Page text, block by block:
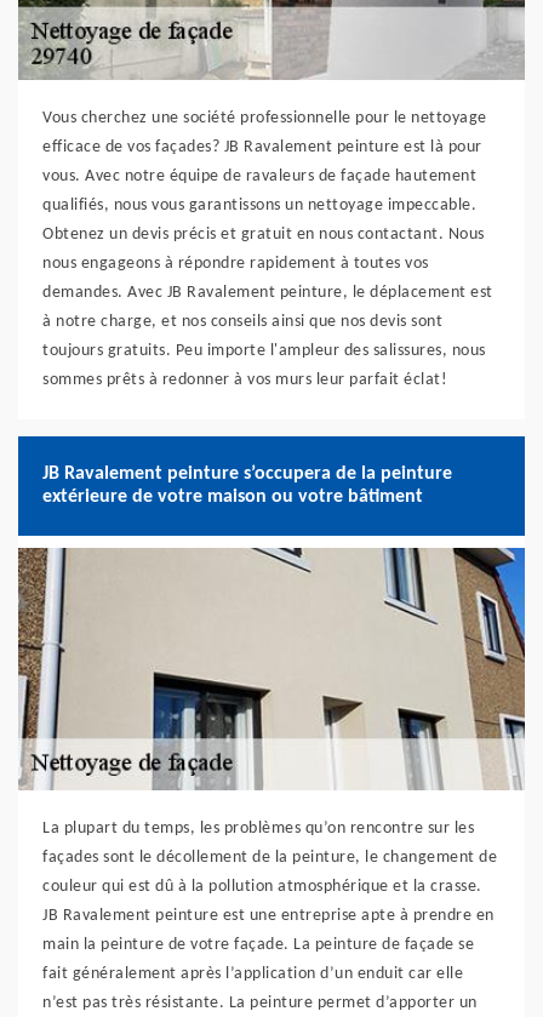
Vous cherchez une société professionnelle pour le nettoyage
efficace de vos façades? JB Ravalement peinture est là pour
vous. Avec notre équipe de ravaleurs de façade hautement
qualifiés, nous vous garantissons un nettoyage impeccable.
Obtenez un devis précis et gratuit en nous contactant. Nous
nous engageons à répondre rapidement à toutes vos
demandes. Avec JB Ravalement peinture, le déplacement est
à notre charge, et nos conseils ainsi que nos devis sont
toujours gratuits. Peu importe l'ampleur des salissures, nous
sommes prêts à redonner à vos murs leur parfait éclat!
JB Ravalement peinture s’occupera de la peinture
extérieure de votre maison ou votre bâtiment
La plupart du temps, les problèmes qu’on rencontre sur les
façades sont le décollement de la peinture, le changement de
couleur qui est dû à la pollution atmosphérique et la crasse.
JB Ravalement peinture est une entreprise apte à prendre en
main la peinture de votre façade. La peinture de façade se
fait généralement après l’application d’un enduit car elle
n’est pas très résistante. La peinture permet d’apporter un